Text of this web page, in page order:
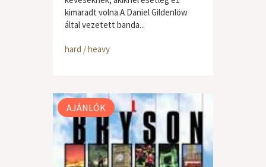
kimaradt volna.A Daniel Gildenlöw
által vezetett banda...
hard / heavy
AJÁNLÓK